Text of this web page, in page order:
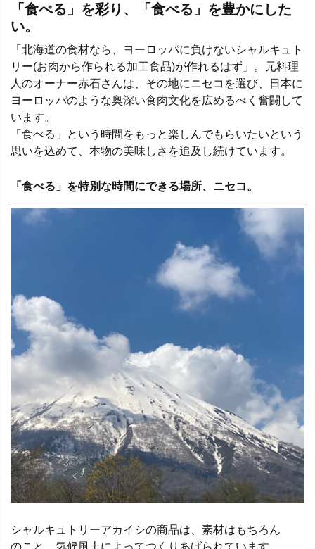
「食べる」を彩り、「食べる」を豊かにした
い。
「北海道の食材なら、ヨーロッパに負けないシャルキュト
リー(お肉から作られる加工食品)が作れるはず」。元料理
人のオーナー赤石さんは、その地にニセコを選び、日本に
ヨーロッパのような奥深い食肉文化を広めるべく奮闘して
います。
「食べる」という時間をもっと楽しんでもらいたいという
思いを込めて、本物の美味しさを追及し続けています。
「食べる」を特別な時間にできる場所、ニセコ。
シャルキュトリーアカイシの商品は、素材はもちろん